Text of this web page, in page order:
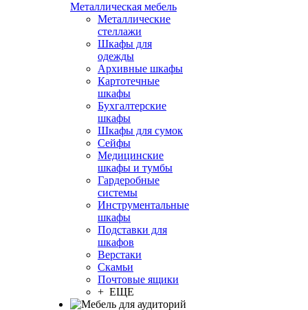
Металлическая мебель
Металлические
стеллажи
Шкафы для
одежды
Архивные шкафы
Картотечные
шкафы
Бухгалтерские
шкафы
Шкафы для сумок
Сейфы
Медицинские
шкафы и тумбы
Гардеробные
системы
Инструментальные
шкафы
Подставки для
шкафов
Верстаки
Скамьи
Почтовые ящики
+ ЕЩЕ